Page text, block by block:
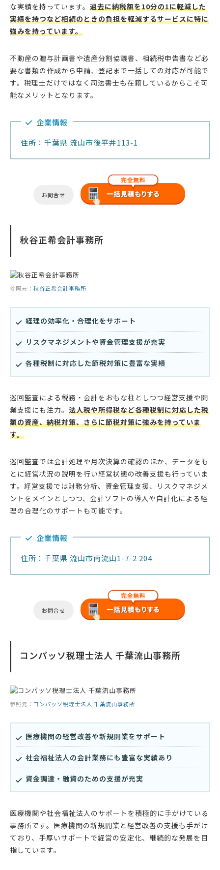
な実績を持っています。 過去に納税額を10分の1に軽減した
実績を持つなど相続のときの負担を軽減するサービスに特に
強みを持っています。
不動産の贈与計画書や遺産分割協議書、相続税申告書など必
要な書類の作成から申請、登記まで一括しての対応が可能で
す。税理士だけではなく司法書士も在籍しているからこそ可
能なメリットとなります。
企業情報
住所：千葉県 流山市後平井113-1
お問合せ
秋谷正希会計事務所
参照元： 秋谷正希会計事務所
経理の効率化・合理化をサポート
リスクマネジメントや資金管理支援が充実
各種税制に対応した節税対策に豊富な実績
巡回監査による税務・会計をおもな柱としつつ経営支援や開
業支援にも注力。 法人税や所得税など各種税制に対応した税
額の資産、納税対策、さらに節税対策に強みを持っていま
す。
巡回監査では会計処理や月次決算の確認のほか、データをも
とに経営状況の説明を行い経営状態の改善支援も行っていま
す。経営支援では財務分析、資金管理支援、リスクマネジメ
ントをメインとしつつ、会計ソフトの導入や自計化による経
理の合理化のサポートも可能です。
企業情報
住所：千葉県 流山市南流山1-7-2 204
お問合せ
コンパッソ税理士法人 千葉流山事務所
参照元： コンパッソ税理士法人 千葉流山事務所
医療機関の経営改善や新規開業をサポート
社会福祉法人の会計業務にも豊富な実績あり
資金調達・融資のための支援が充実
医療機関や社会福祉法人のサポートを積極的に手がけている
事務所です。医療機関の新規開業と経営改善の支援も手がけ
ており、手厚いサポートで経営の安定化、継続的な発展を目
指しています。